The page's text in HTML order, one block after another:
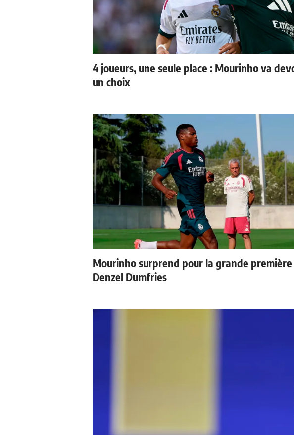
4 joueurs, une seule place : Mourinho va
un choix
Mourinho surprend pour la grande première
Denzel Dumfries